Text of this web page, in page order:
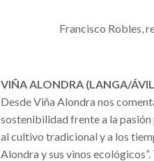
Francisco Robles,
VIÑA ALONDRA (LANGA/
Desde Viña Alondra nos
sostenibilidad frente a la pasión
al cultivo tradicional y a los
Alondra y sus vinos